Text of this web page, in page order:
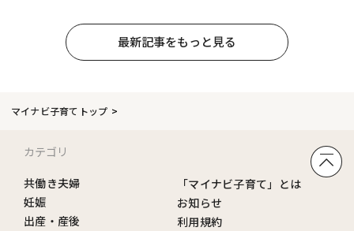
最新記事をもっと見る
マイナビ子育てトップ
カテゴリ
共働き夫婦
妊娠
出産・産後
「マイナビ子育て」とは
お知らせ
利用規約